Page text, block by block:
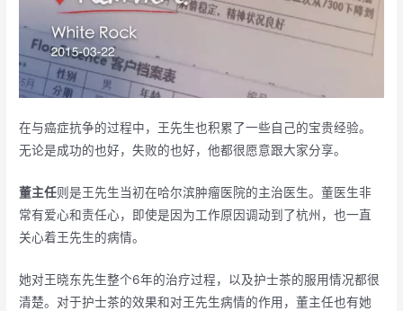
在与癌症抗争的过程中，王先生也积累了一些自己的宝贵经验。
无论是成功的也好，失败的也好，他都很愿意跟大家分享。
董主任则是王先生当初在哈尔滨肿瘤医院的主治医生。董医生非
常有爱心和责任心，即使是因为工作原因调动到了杭州，也一直
关心着王先生的病情。
她对王晓东先生整个6年的治疗过程，以及护士茶的服用情况都很
清楚。对于护士茶的效果和对王先生病情的作用，董主任也有她